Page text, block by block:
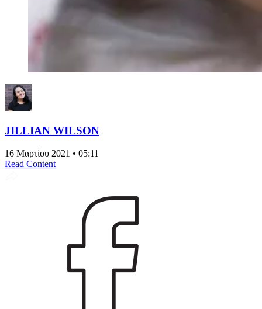
JILLIAN WILSON
16 Μαρτίου 2021 • 05:11
Read Content